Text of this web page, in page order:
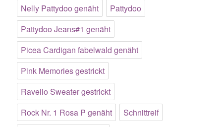
Nelly Pattydoo genäht
Pattydoo
Pattydoo Jeans#1 genäht
Picea Cardigan fabelwald genäht
Pink Memories gestrickt
Ravello Sweater gestrickt
Rock Nr. 1 Rosa P genäht
Schnittreif